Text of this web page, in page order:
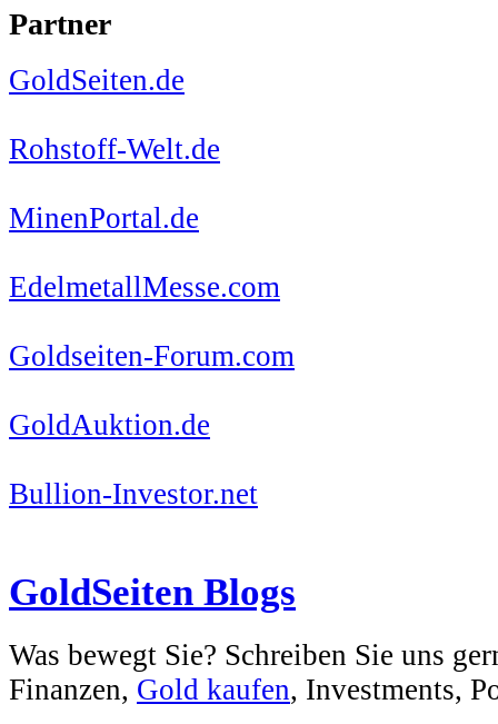
Partner
GoldSeiten.de
Rohstoff-Welt.de
MinenPortal.de
EdelmetallMesse.com
Goldseiten-Forum.com
GoldAuktion.de
Bullion-Investor.net
GoldSeiten Blogs
Was bewegt Sie? Schreiben Sie uns
Finanzen, Gold kaufen, Investments,